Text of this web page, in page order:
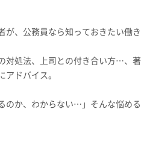
、公務員なら知っておきたい働
処法、上司との付き合い方…、
ドバイス。
か、わからない…」そんな悩め